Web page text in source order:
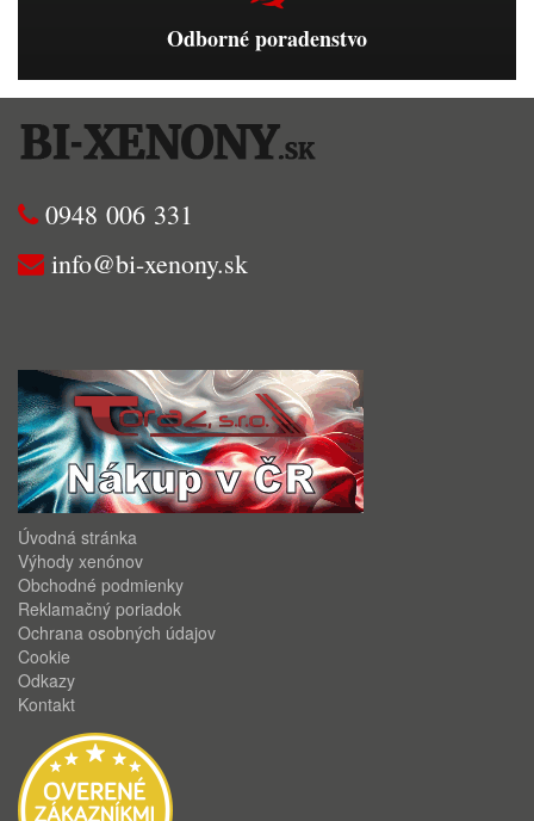
Odborné poradenstvo
0948 006 331
info@bi-xenony.sk
Úvodná stránka
Výhody xenónov
Obchodné podmienky
Reklamačný poriadok
Ochrana osobných údajov
Cookie
Odkazy
Kontakt